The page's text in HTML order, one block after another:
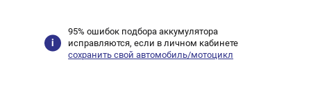
95% ошибок подбора аккумулятора
исправляются, если в личном кабинете
сохранить свой автомобиль/мотоцикл